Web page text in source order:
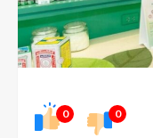
0 0